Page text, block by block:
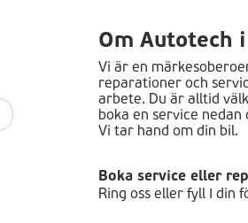
Om Autotech
Vi är en
reparationer och
arbete. Du är alltid
boka en service
Vi tar hand om din bil.
Boka service eller
Ring oss eller fyll I din